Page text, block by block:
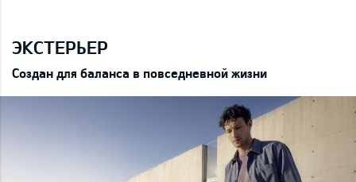
ЭКСТЕРЬЕР
Создан для баланса в повседневной жизни